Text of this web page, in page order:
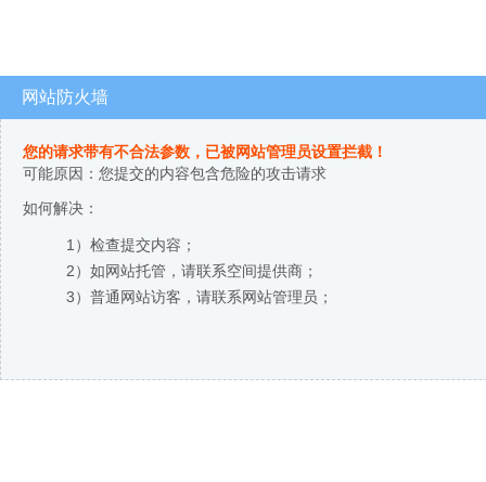
网站防火墙
您的请求带有不合法参数，已被网站管理员设置拦截！
可能原因：您提交的内容包含危险的攻击请求
如何解决：
1）检查提交内容；
2）如网站托管，请联系空间提供商；
3）普通网站访客，请联系网站管理员；